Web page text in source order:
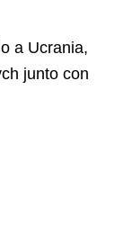
a Ucrania,
junto con